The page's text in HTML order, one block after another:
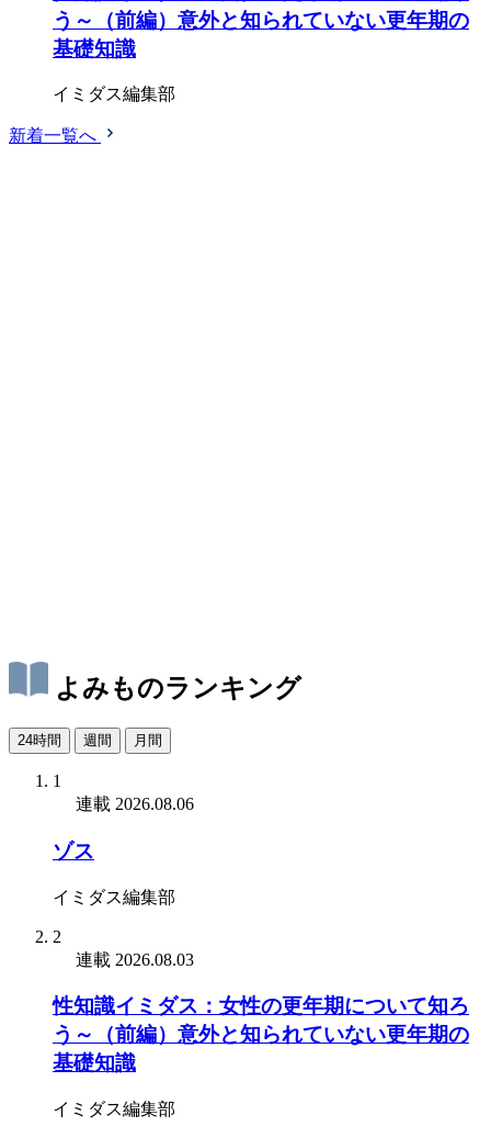
う～（前編）意外と知られていない更年期の
基礎知識
イミダス編集部
新着一覧へ
よみものランキング
24時間 週間 月間
1
連載 2026.08.06
ゾス
イミダス編集部
2
連載 2026.08.03
性知識イミダス：女性の更年期について知ろ
う～（前編）意外と知られていない更年期の
基礎知識
イミダス編集部